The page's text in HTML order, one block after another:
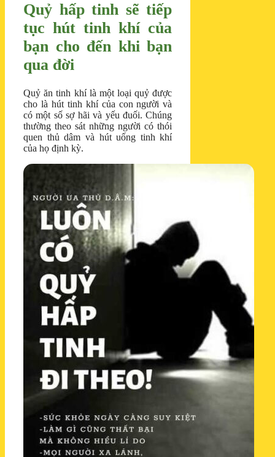
Quỷ hấp tinh sẽ tiếp
tục hút tinh khí của
bạn cho đến khi bạn
qua đời
Quỷ ăn tinh khí là một loại quỷ được
cho là hút tinh khí của con người và
có một số sợ hãi và yếu đuối. Chúng
thường theo sát những người có thói
quen thủ dâm và hút uống tinh khí
của họ định kỳ.